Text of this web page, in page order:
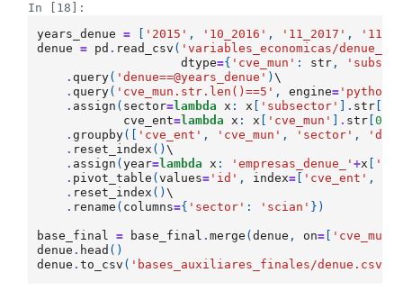
In [18]:
years_denue
= '2015' , '10_2016' , '11_2017' ,
denue
= pd . read_csv ( 'variables_economicas/
dtype={ 'cve_mun' : str ,
. query( 'denue==@years_denue' )\
. query( 'cve_mun.str.len()==5' , engine= 'python'
. assign ( sector=lambda x : x 'subsector' . str
cve_ent=lambda x : x 'cve_mun' . str [0
.groupby([ 'cve_ent' , 'cve_mun' , 'sector' ,
. reset_index ()\
. assign (year=lambda x : 'empresas_denue_'+x
. pivot_table (values= 'id' , index= 'cve_ent' ,
. reset_index ()\
. rename ( columns={ 'sector' : 'scian' })
base_final = base_final .merge (denue , on= 'cve_mun'
denue . head ()
denue .to_csv ( 'bases_auxiliares_finales/denue.csv'